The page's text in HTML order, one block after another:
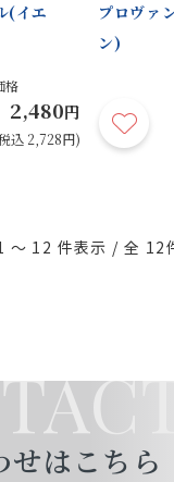
(イエ
格
2,480円
込 2,728円)
プロヴァ
ン)
～ 12 件表示 / 全 12
せはこちら